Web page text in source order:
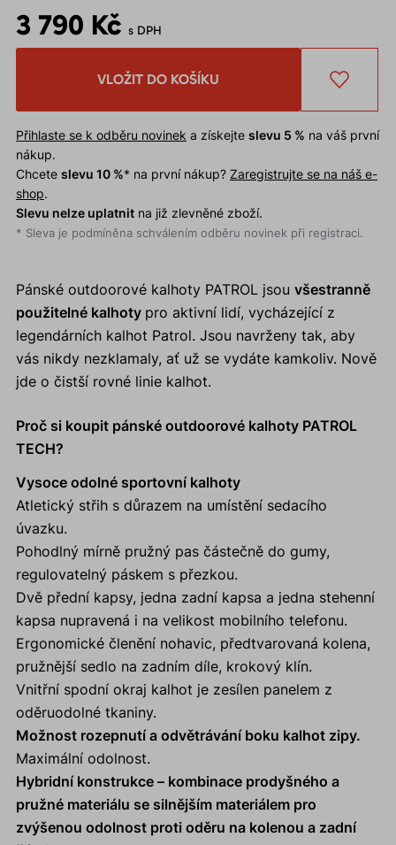
3 790 Kč s DPH
VLOŽIT DO KOŠÍKU
Přihlaste se k odběru novinek a získejte slevu 5 % na váš první
nákup.
Chcete slevu 10 %* na první nákup? Zaregistrujte se na náš e-
shop.
Slevu nelze uplatnitna již zlevněné zboží.
* Sleva je podmíněna schválením odběru novinek při registraci.
Pánské outdoorové kalhoty PATROL jsou všestranně
použitelné kalhoty pro aktivní lidí, vycházející z
legendárních kalhot Patrol. Jsou navrženy tak, aby
vás nikdy nezklamaly, ať už se vydáte kamkoliv. Nově
jde o čistší rovné linie kalhot.
Proč si koupit pánské outdoorové kalhoty PATROL
TECH?
Vysoce odolné sportovní kalhoty
Atletický střih s důrazem na umístění sedacího
úvazku.
Pohodlný mírně pružný pas částečně do gumy,
regulovatelný páskem s přezkou.
Dvě přední kapsy, jedna zadní kapsa a jedna stehenní
kapsa nupravená i na velikost mobilního telefonu.
Ergonomické členění nohavic, předtvarovaná kolena,
pružnější sedlo na zadním díle, krokový klín.
Vnitřní spodní okraj kalhot je zesílen panelem z
oděruodolné tkaniny.
Možnost rozepnutí a odvětrávání boku kalhot zipy.
Maximální odolnost.
Hybridní konstrukce – kombinace prodyšného a
pružné materiálu se silnějším materiálem pro
zvýšenou odolnost proti oděru na kolenou a zadní